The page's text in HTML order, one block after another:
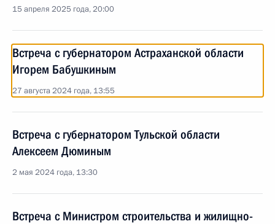
15 апреля 2025 года, 20:00
Встреча с губернатором Астраханской области
Игорем Бабушкиным
27 августа 2024 года, 13:55
Встреча с губернатором Тульской области
Алексеем Дюминым
2 мая 2024 года, 13:30
Встреча с Министром строительства и жилищно-